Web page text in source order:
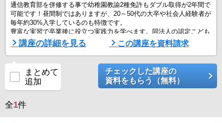
通信教育部を併修する事で幼稚園教諭2種免許もダブル取得が2年間で
可能です！昼間制ではありますが、20～50代の大卒や社会人経験者が
毎年約30%入学しているのも特徴です。
豊富な実習で卒業後に役立つ実践力を学べます。同法人の認定こども
園での授業は見学でも実習でもない新しい養成スタイルです。
※併修により短期大学士学位や社会福祉主事任用資格も取得が可能で
す。
講座の詳細を見る この講座を資料請求
まとめて
追加
チェックした講座の
資料をもらう（無料）
全1件